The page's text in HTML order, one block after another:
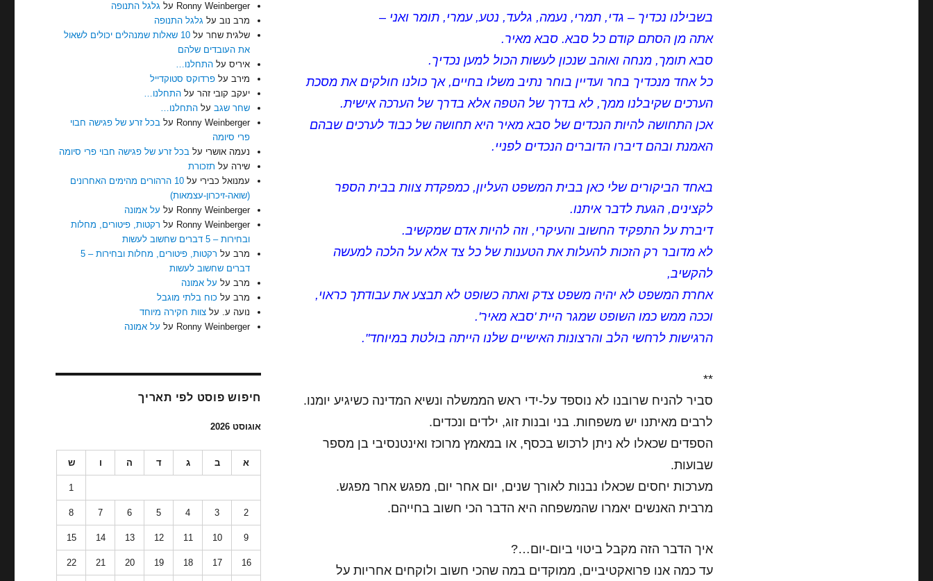
בשבילנו נכדיך – גדי, תמרי, נעמה, גלעד, נטע, עמרי, תומר ואני –
אתה מן הסתם קודם כל סבא. סבא מאיר.
סבא תומך, מנחה ואוהב שנכון לעשות הכול למען נכדיך.
כל אחד מנכדיך בחר ועדיין בוחר נתיב משלו בחיים, אך כולנו חולקים את מסכת
הערכים שקיבלנו ממך, לא בדרך של הטפה אלא בדרך של הערכה אישית.
אכן התחושה להיות הנכדים של סבא מאיר היא תחושה של כבוד לערכים שבהם
האמנת ובהם דיברו הדוברים הנכדים לפניי.
באחד הביקורים שלי כאן בבית המשפט העליון, כמפקדת צוות בבית הספר
לקצינים, הגעת לדבר איתנו.
דיברת על התפקיד החשוב והעיקרי, וזה להיות אדם שמקשיב.
לא מדובר רק הזכות להעלות את הטענות של כל צד אלא על הלכה למעשה
להקשיב,
אחרת המשפט לא יהיה משפט צדק ואתה כשופט לא תבצע את עבודתך כראוי,
וככה ממש כמו השופט שמגר היית 'סבא מאיר'.
הרגישות לרחשי הלב והרצונות האישיים שלנו הייתה בולטת במיוחד".
**
סביר להניח שרובנו לא נוספד על-ידי ראש הממשלה ונשיא המדינה כשיגיע יומנו.
לרבים מאיתנו יש משפחות. בני ובנות זוג, ילדים ונכדים.
הספדים שכאלו לא ניתן לרכוש בכסף, או במאמץ מרוכז ואינטנסיבי בן מספר
שבועות.
מערכות יחסים שכאלו נבנות לאורך שנים, יום אחר יום, מפגש אחר מפגש.
מרבית האנשים יאמרו שהמשפחה היא הדבר הכי חשוב בחייהם.
איך הדבר הזה מקבל ביטוי ביום-יום…?
עד כמה אנו פרואקטיביים, ממוקדים במה שהכי חשוב ולוקחים אחריות על
Ronny Weinberger על גלגל התנופה
מרב נוב על גלגל התנופה
שלגית שחר על
10 שאלות שמנהלים יכולים לשאול
את העובדים שלהם
איריס עלהתחלנו…
מירב עלפרדוקס סטוקדייל
יעקב קובי זהר עלהתחלנו…
שחר שגב עלהתחלנו…
Ronny Weinberger עלבכל זרע של פגישה חבוי
פרי סיומה
נעמה אושרי עלבכל זרע של פגישה חבוי פרי סיומה
שירה על תזכורת
עמנואל כבירי על
10 הרהורים מהימים האחרונים
(שואה-זיכרון-עצמאות)
Ronny Weinberger על על אמונה
Ronny Weinberger על רקטות, פיטורים, מחלות
ובחירות – 5 דברים שחשוב לעשות
מרב על
רקטות, פיטורים, מחלות ובחירות – 5
דברים שחשוב לעשות
מרב על על אמונה
מרב על כוח בלתי מוגבל
נועה ע. עלצוות חקירה מיוחד
Ronny Weinberger על על אמונה
חיפוש פוסט לפי תאריך
אוגוסט 2026
א ב ג ד ה ו ש
1
2
3
4
5
6
7
8
9
10
11
12
13
14
15
16
17
18
19
20
21
22